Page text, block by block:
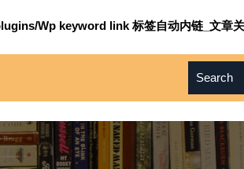
Wp keyword link 标签自动内链_文章